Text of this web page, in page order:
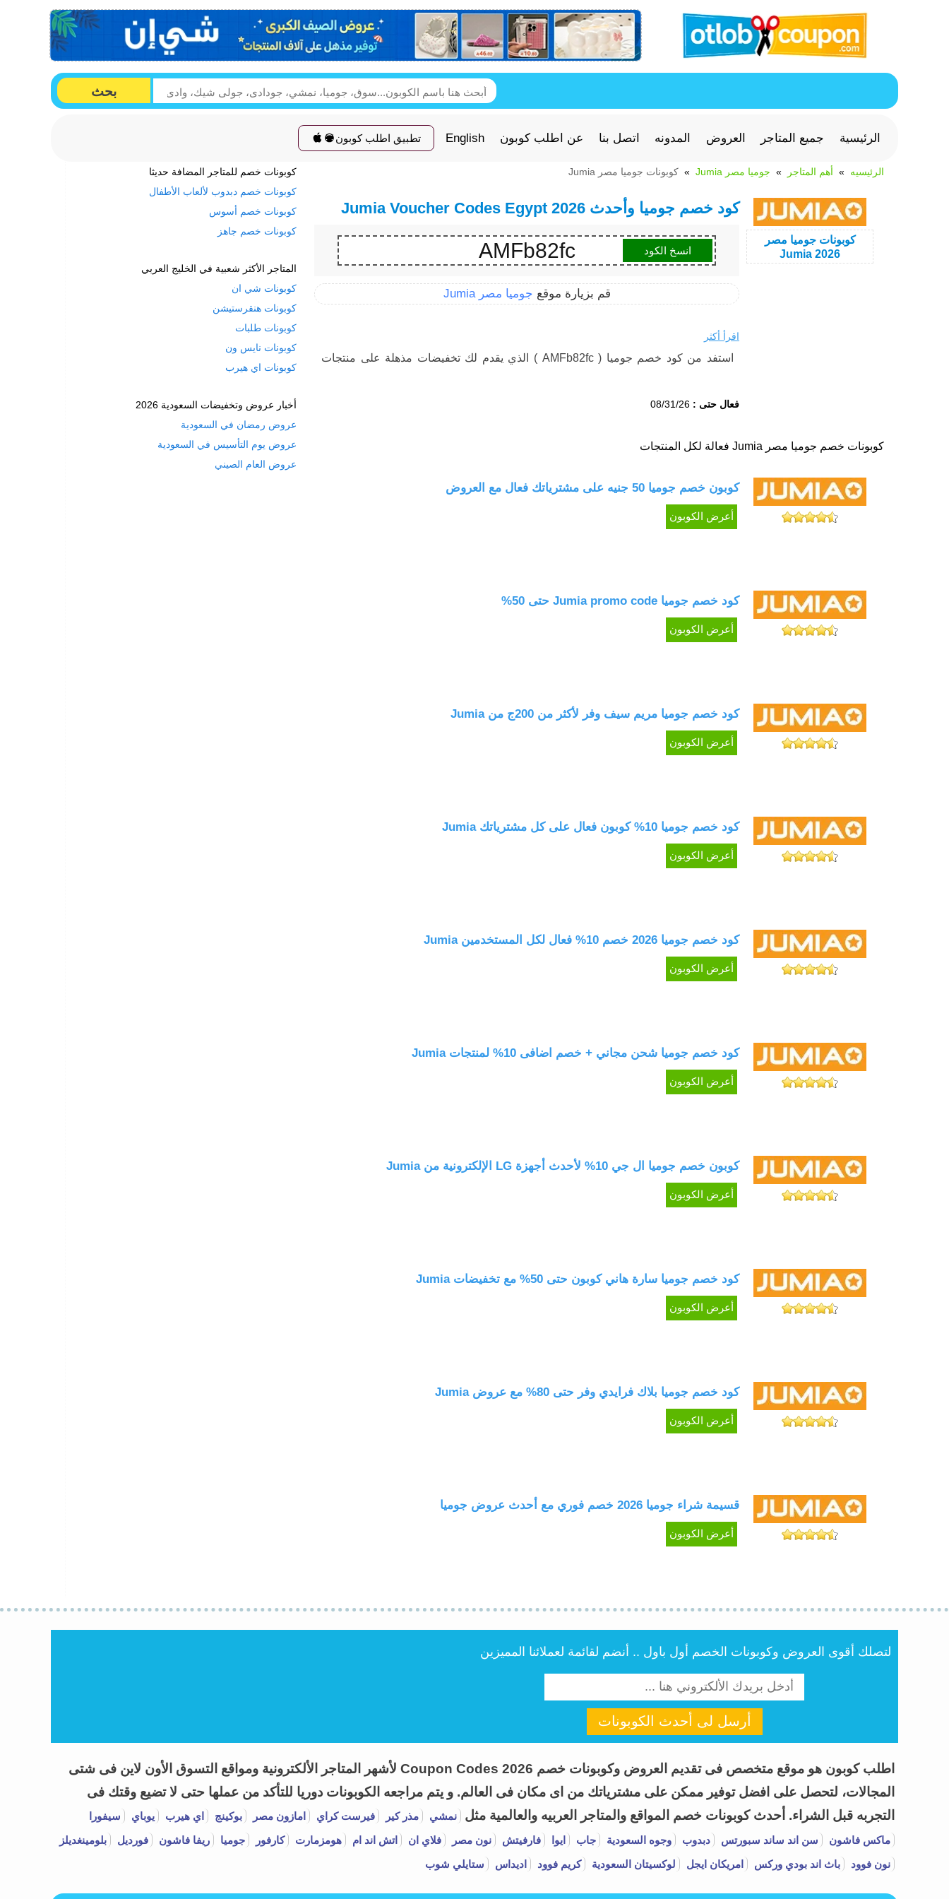
بحث
الرئيسية جميع المتاجر العروض المدونه اتصل بنا عن اطلب كوبون English تطبيق اطلب كوبون
الرئيسيه أهم المتاجر جوميا مصر Jumia كوبونات جوميا مصر Jumia
كوبوناتجوميا مصر
Jumia 2026
كود خصم جوميا وأحدث Jumia Voucher Codes Egypt 2026
AMFb82fc انسخ الكود
قم بزيارة موقع جوميا مصر Jumia
اقرأ أكثر
استفد من كود خصم جوميا ( AMFb82fc ) الذي يقدم لك تخفيضات مذهلة على منتجات
لمشترياتك الآن.
يمكنك اليوم الاستفادة من خدمة جوميا للتسوق عبر الإنترنت والحصول على تخفيض على
المنتجات. لا يتوفر هذا العرض لفترة محدودة فقط، بل يمكن استخدامه في أي وقت من
السنة.
إذا كنت تبحث عن الأسعار المناسبة والتوصيل السريع، فإن جوميا هي المكان المثالي
إذا كنت ترغب في الحصول على خصم حصري على مشترياتك من موقع جوميا اليوم، فأنت
في المكان المناسب، سوف تتلقى كود خصم خاص يسمح لك بالتمتع بخصم فوري على
مشترياتك. انتبه إلى التقويم اليوم ولا تفوت فرصة الاستفادة من العرض الخاص. نحن نتطلع
تحتاجه الآن، واستخدم كود الخصم للحصول على أفضل الأسعار.
فعال حتى : 08/31/26
كوبونات خصم جوميا مصر Jumia فعالة لكل المنتجات
كوبون خصم جوميا 50 جنيه على مشترياتك فعال مع العروض
أعرض الكوبون
كود خصم جوميا Jumia promo code حتى 50%
أعرض الكوبون
كود خصم جوميا مريم سيف وفر لأكثر من 200ج من Jumia
أعرض الكوبون
كود خصم جوميا 10% كوبون فعال على كل مشترياتك Jumia
أعرض الكوبون
كود خصم جوميا 2026 خصم 10% فعال لكل المستخدمين Jumia
أعرض الكوبون
كود خصم جوميا شحن مجاني + خصم اضافى 10% لمنتجات Jumia
أعرض الكوبون
كوبون خصم جوميا ال جي 10% لأحدث أجهزة LG الإلكترونية من Jumia
أعرض الكوبون
كود خصم جوميا سارة هاني كوبون حتى 50% مع تخفيضات Jumia
أعرض الكوبون
كود خصم جوميا بلاك فرايدي وفر حتى 80% مع عروض Jumia
أعرض الكوبون
قسيمة شراء جوميا 2026 خصم فوري مع أحدث عروض جوميا
أعرض الكوبون
كوبونات خصم للمتاجر المضافة حديثا
كوبونات خصم دبدوب لألعاب الأطفال
كوبونات خصم أسوس
كوبونات خصم جاهز
المتاجر الأكثر شعبية في الخليج العربي
كوبونات شي ان
كوبونات هنقرستيشن
كوبونات طلبات
كوبونات نايس ون
كوبونات اي هيرب
أخبار عروض وتخفيضات السعودية 2026
عروض رمضان في السعودية
عروض يوم التأسيس في السعودية
عروض العام الصيني
لتصلك أقوى العروض وكوبونات الخصم أول باول .. أنضم لقائمة لعملائنا المميزين
أرسل لى أحدث الكوبونات
اطلب كوبون هو موقع متخصص فى تقديم العروض وكوبونات خصم Coupon Codes 2026 لأشهر المتاجر الألكترونية ومواقع التسوق الأون لاين فى شتى
المجالات، لتحصل على افضل توفير ممكن على مشترياتك من اى مكان فى العالم. و يتم مراجعه الكوبونات دوريا للتأكد من عملها حتى لا تضيع وقتك فى
التجربه قبل الشراء. أحدث كوبونات خصم المواقع والمتاجر العربيه والعالمية مثل نمشي مذر كير فيرست كراي امازون مصر بوكينج اي هيرب يوباي
سيفورا
ماكس فاشون
سن اند ساند سبورتس دبدوب وجوه السعودية جاب ايوا فارفيتش نون مصر فلاي ان اتش اند ام هومزمارت كارفور جوميا ريفا فاشون فورديل
بلومينغديلز
نون فوود
باث اند بودي وركس امريكان ايجل لوكسيتان السعودية كريم فوود اديداس ستايلي شوب